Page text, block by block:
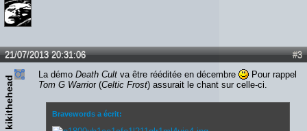
#3
21/07/2013 20:31:06
kikithehead
La démo Death Cult va être rééditée en décembre
Pour rappel
Tom G Warrior (Celtic Frost) assurait le chant sur celle-ci.
Bravewords a écrit: